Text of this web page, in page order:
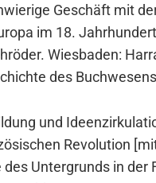
Geschäft mit
im 18.
Wies­ba­den:
des
und
Revo­lu­ti­on
des Unter­grunds in